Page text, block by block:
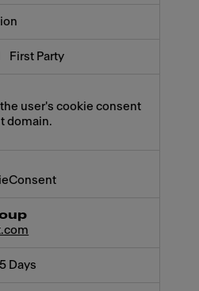
First Party
user's cookie consent
domain.
Days